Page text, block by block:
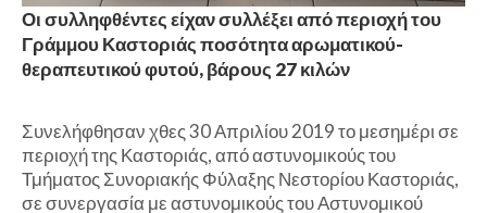
Οι συλληφθέντες είχαν συλλέξει από περιοχή του
Γράμμου Καστοριάς ποσότητα αρωματικού-
θεραπευτικού φυτού, βάρους 27 κιλών
Συνελήφθησαν χθες 30 Απριλίου 2019 το μεσημέρι σε
περιοχή της Καστοριάς, από αστυνομικούς του
Τμήματος Συνοριακής Φύλαξης Νεστορίου Καστοριάς,
σε συνεργασία με αστυνομικούς του Αστυνομικού